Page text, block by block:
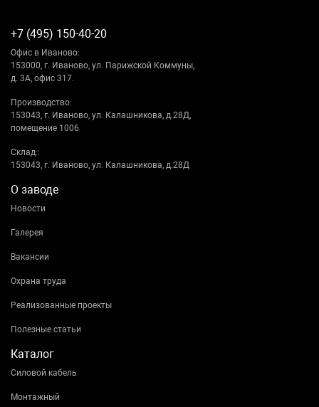
+7 (495) 150-40-20
Офис в Иваново:
153000, г. Иваново, ул. Парижской Коммуны,
д. 3А, офис 317.
Производство:
153043, г. Иваново, ул. Калашникова, д.28Д,
помещение 1006
Склад::
153043, г. Иваново, ул. Калашникова, д.28Д
О заводе
Новости
Галерея
Вакансии
Охрана труда
Реализованные проекты
Полезные статьи
Каталог
Силовой кабель
Монтажный